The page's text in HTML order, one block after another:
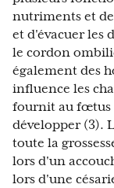
nutriments et
et d'évacuer les
le cordon
également des
influence les
fournit au fœtus
développer (3).
toute la
lors d'un
lors d'une